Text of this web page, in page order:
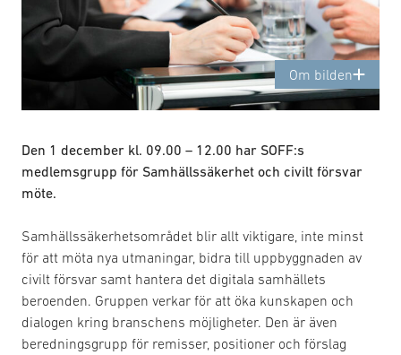
Om bilden
Den 1 december kl. 09.00 – 12.00 har SOFF:s
medlemsgrupp för Samhällssäkerhet och civilt försvar
möte.
Samhällssäkerhetsområdet blir allt viktigare, inte minst
för att möta nya utmaningar, bidra till uppbyggnaden av
civilt försvar samt hantera det digitala samhällets
beroenden. Gruppen verkar för att öka kunskapen och
dialogen kring branschens möjligheter. Den är även
beredningsgrupp för remisser, positioner och förslag